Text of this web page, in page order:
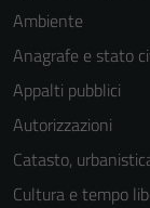
Ambiente
Anagrafe e stato
Appalti pubblici
Autorizzazioni
Catasto,
Cultura e tempo